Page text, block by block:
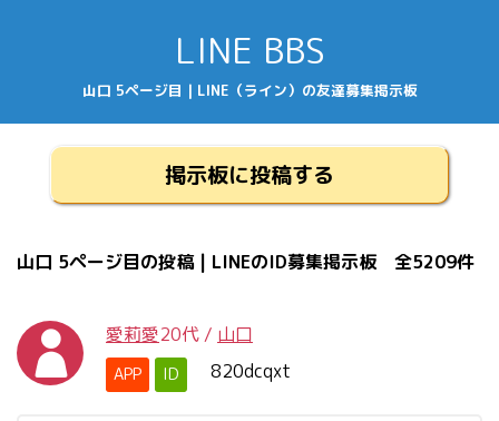
LINE BBS
山口 5ページ目 | LINE（ライン）の友達募集掲示板
掲示板に投稿する
山口 5ページ目の投稿 | LINEのID募集掲示板 全5209件
愛莉愛20代 / 山口
APP ID 820dcqxt